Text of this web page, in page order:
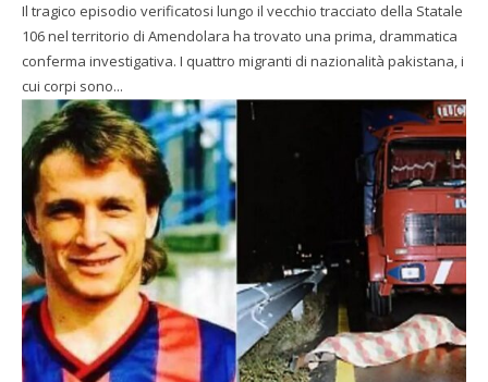
Il tragico episodio verificatosi lungo il vecchio tracciato della Statale
106 nel territorio di Amendolara ha trovato una prima, drammatica
conferma investigativa. I quattro migranti di nazionalità pakistana, i
cui corpi sono...